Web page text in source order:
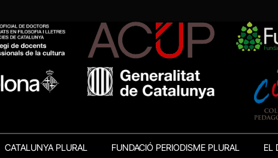
CATALUNYA PLURAL FUNDACIÓ PERIODISME PLURAL EL